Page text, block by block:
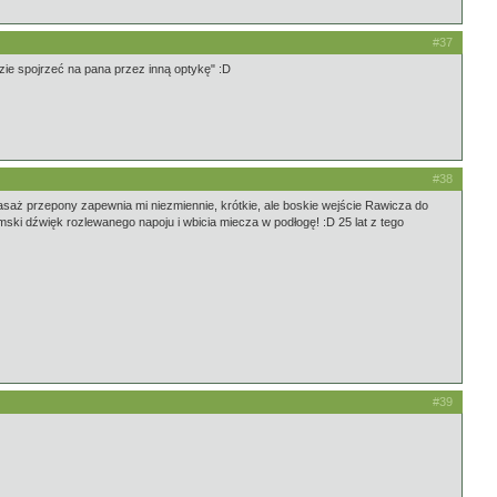
#37
spojrzeć na pana przez inną optykę" :D
#38
przepony zapewnia mi niezmiennie, krótkie, ale boskie wejście Rawicza do
dźwięk rozlewanego napoju i wbicia miecza w podłogę! :D 25 lat z tego
#39